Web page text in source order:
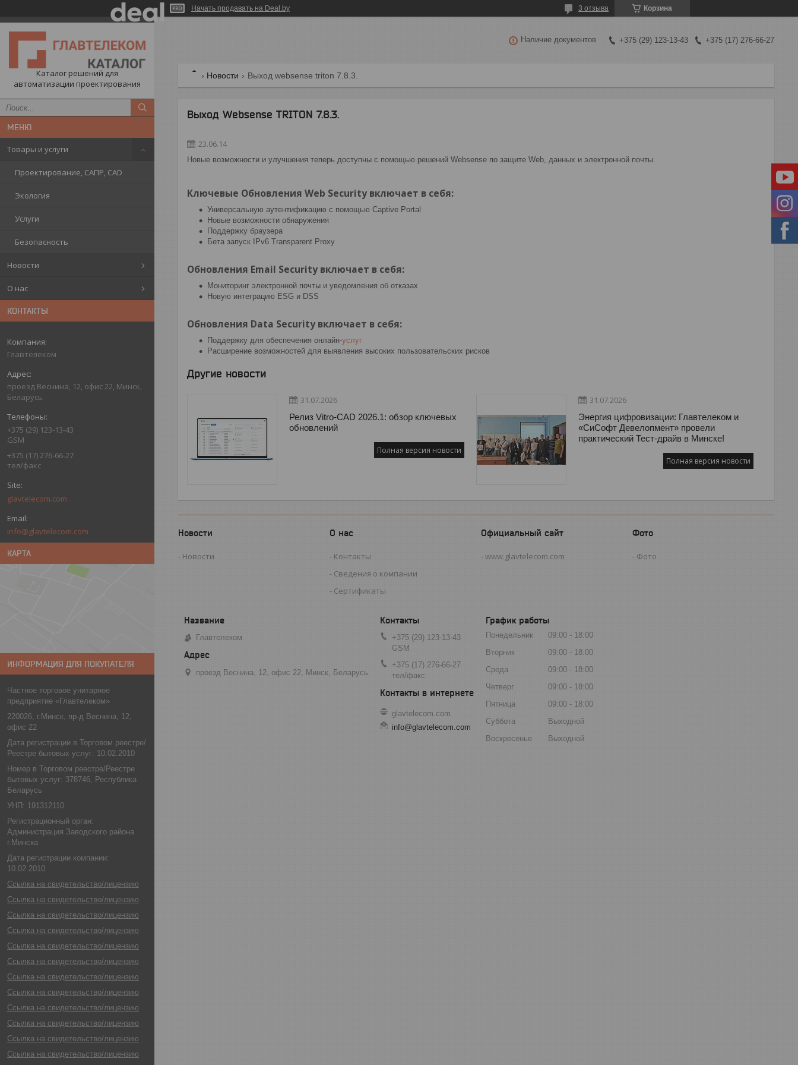
Начать продавать на Deal.by Корзина
3 отзыва
Каталог решений для
автоматизации проектирования
Товары и услуги
Проектирование, САПР, CAD
Экология
Услуги
Безопасность
Новости
О нас
КОНТАКТЫ
Главтелеком
проезд Веснина, 12, офис 22, Минск,
Беларусь
+375 (29) 123-13-43
GSM
+375 (17) 276-66-27
тел/факс
glavtelecom.com
info@glavtelecom.com
КАРТА
ИНФОРМАЦИЯ ДЛЯ ПОКУПАТЕЛЯ
Частное торговое унитарное
предприятие «Главтелеком»
220026, г.Минск, пр-д Веснина, 12,
офис 22
Дата регистрации в Торговом реестре/
Реестре бытовых услуг: 10.02.2010
Номер в Торговом реестре/Реестре
бытовых услуг: 378746, Республика
Беларусь
УНП: 191312110
Регистрационный орган:
Администрация Заводского района
г.Минска
Дата регистрации компании:
10.02.2010
Ссылка на свидетельство/лицензию
Ссылка на свидетельство/лицензию
Ссылка на свидетельство/лицензию
Ссылка на свидетельство/лицензию
Ссылка на свидетельство/лицензию
Ссылка на свидетельство/лицензию
Ссылка на свидетельство/лицензию
Ссылка на свидетельство/лицензию
Ссылка на свидетельство/лицензию
Ссылка на свидетельство/лицензию
Ссылка на свидетельство/лицензию
Ссылка на свидетельство/лицензию
Наличие документов +375 (29) 123-13-43 +375 (17) 276-66-27
Новости Выход websense triton 7.8.3.
Выход Websense TRITON 7.8.3.
23.06.14
Новые возможности и улучшения теперь доступны с помощью решений Websense по защите Web, данных и электронной почты.
Ключевые Обновления Web Security включает в себя:
Универсальную аутентификацию с помощью Captive Portal
Новые возможности обнаружения
Поддержку браузера
Бета запуск IPv6 Transparent Proxy
Обновления Email Security включает в себя:
Мониторинг электронной почты и уведомления об отказах
Новую интеграцию ESG и DSS
Обновления Data Security включает в себя:
Поддержку для обеспечения онлайн-услуг
Расширение возможностей для выявления высоких пользовательских рисков
Другие новости
31.07.2026
Релиз Vitro-CAD 2026.1: обзор ключевых
обновлений
Полная версия новости
31.07.2026
Энергия цифровизации: Главтелеком и
«СиСофт Девелопмент» провели
практический Тест-драйв в Минске!
Полная версия новости
Новости
Новости
О нас
Контакты
Сведения о компании
Сертификаты
Официальный сайт
www.glavtelecom.com
Фото
Фото
Главтелеком
проезд Веснина, 12, офис 22, Минск, Беларусь
+375 (29) 123-13-43
GSM
+375 (17) 276-66-27
тел/факс
glavtelecom.com
info@glavtelecom.com
График работы
Понедельник 09:00
18:00
Вторник
09:00
18:00
Среда
09:00
18:00
Четверг
09:00
18:00
Пятница
09:00
18:00
Суббота
Выходной
Воскресенье
Выходной